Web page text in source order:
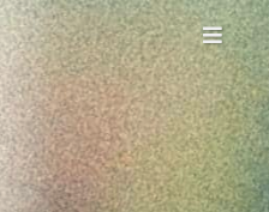
目录：
产品特点
产品功能
软件截图